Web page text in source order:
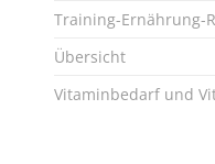
Training-Ernährung-
Übersicht
Vitaminbedarf und